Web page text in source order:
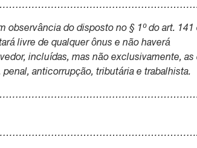
observância do disposto no § 1º do art. 141
livre de qualquer ônus e não haverá
incluídas, mas não exclusivamente, as
anticorrupção, tributária e trabalhista.